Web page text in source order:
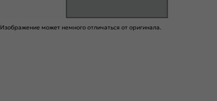
Изображение может немного отличаться от оригинала.